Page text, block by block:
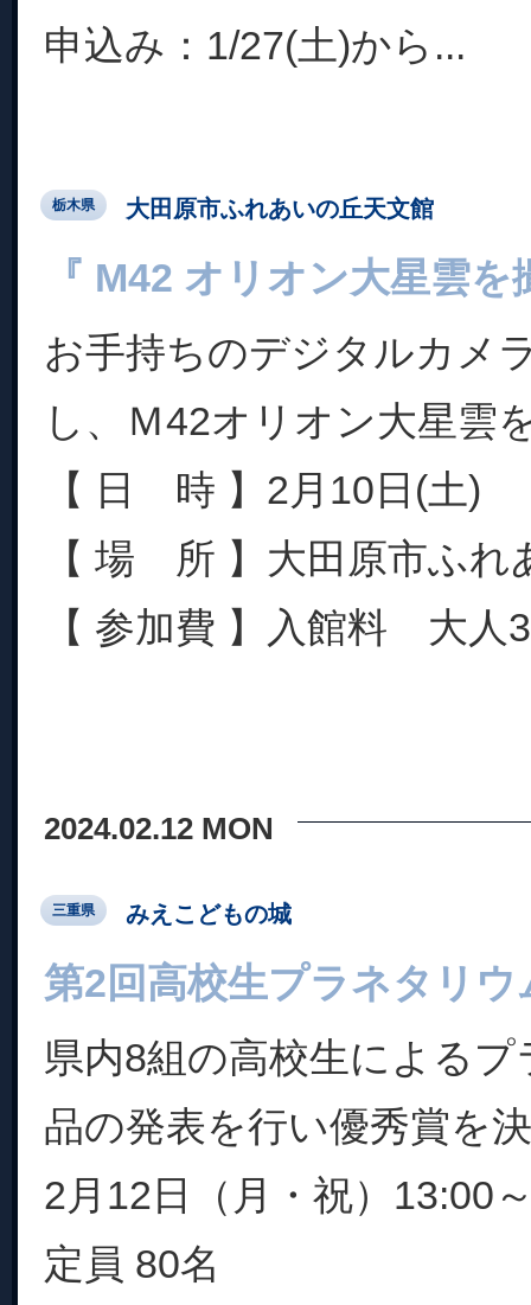
申込み：1/27(土)から...
栃木県 大田原市ふれあいの丘天文館
『 M42 オリオン大星雲
お手持ちのデジタルカメ
し、Ｍ42オリオン大星雲
【 日 時 】2月10日(土
【 場 所 】大田原市ふれ
【 参加費 】入館料 大
2024.02.12 MON
三重県 みえこどもの城
第2回高校生プラネタリ
県内8組の高校生による
品の発表を行い優秀賞を
2月12日（月・祝）13:00
定員 80名